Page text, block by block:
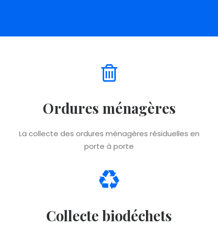
Ordures ménagères
La collecte des ordures ménagères résiduelles en
porte à porte
Collecte biodéchets